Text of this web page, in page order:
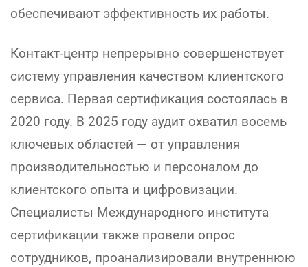
обеспечивают эффективность их работы.
Контакт-центр непрерывно совершенствует
систему управления качеством клиентского
сервиса. Первая сертификация состоялась в
2020 году. В 2025 году аудит охватил восемь
ключевых областей — от управления
производительностью и персоналом до
клиентского опыта и цифровизации.
Специалисты Международного института
сертификации также провели опрос
сотрудников, проанализировали внутреннюю